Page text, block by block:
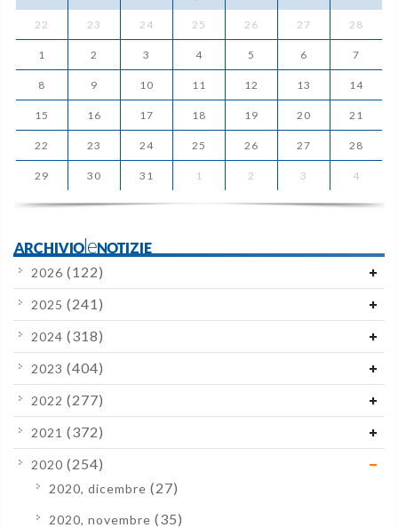
22 23 24 25 26 27 28
1 2 3 4 5 6 7
8 9 10 11 12 13 14
15 16 17 18 19 20 21
22 23 24 25 26 27 28
29 30 31 1 2 3 4
ARCHIVIOleNOTIZIE
2026 (122)
2025 (241)
2024 (318)
2023 (404)
2022 (277)
2021 (372)
2020 (254)
2020, dicembre (27)
2020, novembre (35)